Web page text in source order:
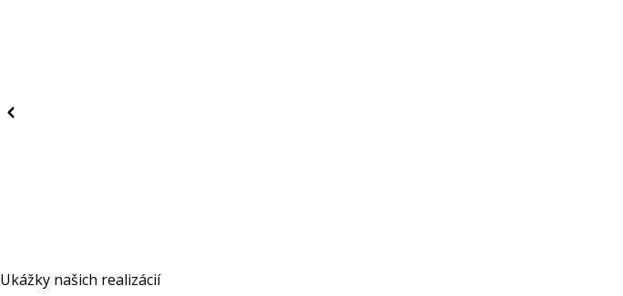
Ukážky našich realizácií